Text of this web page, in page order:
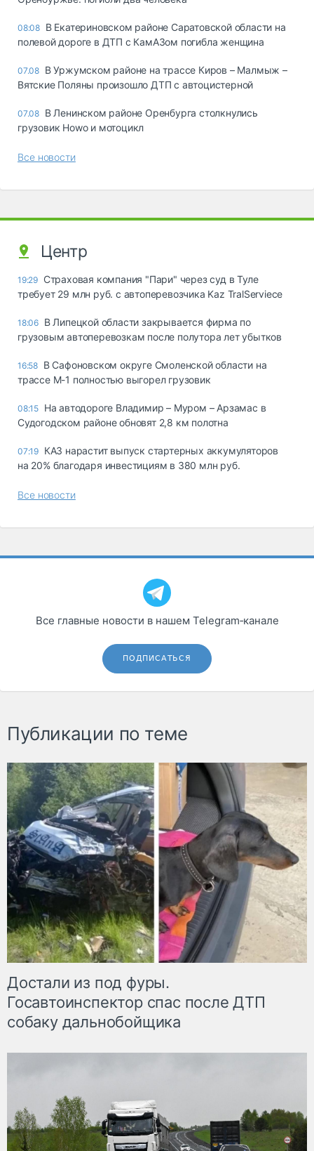
08:08 В Екатериновском районе Саратовской области на
полевой дороге в ДТП с КамАЗом погибла женщина
07.08 В Уржумском районе на трассе Киров – Малмыж –
Вятские Поляны произошло ДТП с автоцистерной
07.08 В Ленинском районе Оренбурга столкнулись
грузовик Howo и мотоцикл
Все новости
Центр
19:29 Страховая компания "Пари" через суд в Туле
требует 29 млн руб. с автоперевозчика Kaz TralServiece
18:06 В Липецкой области закрывается фирма по
грузовым автоперевозкам после полутора лет убытков
16:58 В Сафоновском округе Смоленской области на
трассе М-1 полностью выгорел грузовик
08:15 На автодороге Владимир – Муром – Арзамас в
Судогодском районе обновят 2,8 км полотна
07:19 КАЗ нарастит выпуск стартерных аккумуляторов
на 20% благодаря инвестициям в 380 млн руб.
Все новости
Все главные новости в нашем Telegram‑канале
ПОДПИСАТЬСЯ
Публикации по теме
Достали из под фуры.
Госавтоинспектор спас после ДТП
собаку дальнобойщика